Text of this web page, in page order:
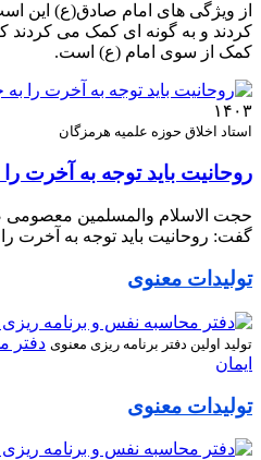
از ویژگی های امام صادق(ع) این
کردند و به گونه ای کمک می کردند
کمک از سوی امام (ع) است.
۱۴۰۳
استاد اخلاق حوزه علمیه هرمزگان
روحانیت باید توجه به آخرت
حجت الاسلام والمسلمین معصومی
گفت: روحانیت باید توجه به آخرت
تولیدات معنوی
تولید اولین دفتر برنامه ریزی معنوی دفتر
ایمان
تولیدات معنوی